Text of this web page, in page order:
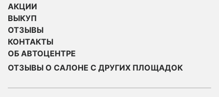
АКЦИИ
ВЫКУП
ОТЗЫВЫ
КОНТАКТЫ
ОБ АВТОЦЕНТРЕ
ОТЗЫВЫ О САЛОНЕ С ДРУГИХ ПЛОЩАДОК